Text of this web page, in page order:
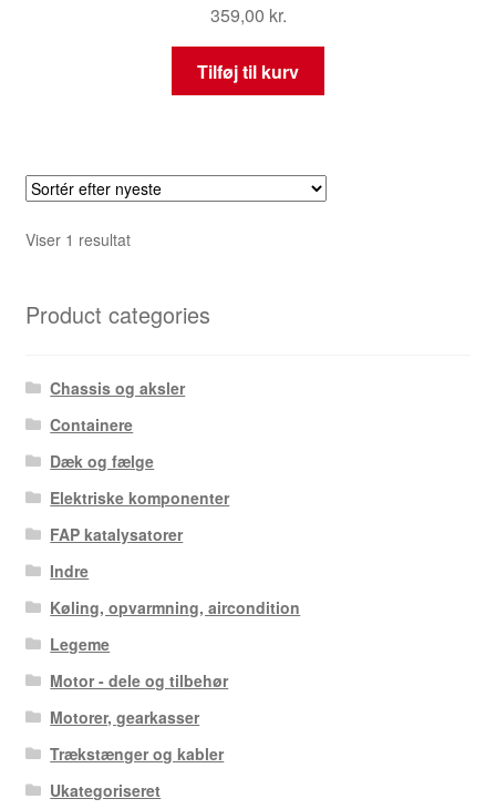
359,00 kr.
Tilføj til kurv
Viser 1 resultat
Product categories
Chassis og aksler
Containere
Dæk og fælge
Elektriske komponenter
FAP katalysatorer
Indre
Køling, opvarmning, aircondition
Legeme
Motor - dele og tilbehør
Motorer, gearkasser
Trækstænger og kabler
Ukategoriseret